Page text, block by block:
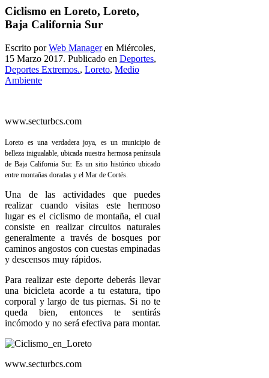
Ciclismo en Loreto, Loreto,
Baja California Sur
Escrito porWeb Manageren Miércoles,
15 Marzo 2017. Publicado en Deportes,
Deportes Extremos., Loreto, Medio
Ambiente
www.secturbcs.com
Loreto es una verdadera joya, es un municipio de
belleza inigualable, ubicada nuestra hermosa península
de Baja California Sur. Es un sitio histórico ubicado
entre montañas doradas y el Mar de Cortés.
Una de las actividades que puedes
realizar cuando visitas este hermoso
lugar es el ciclismo de montaña, el cual
consiste en realizar circuitos naturales
generalmente a través de bosques por
caminos angostos con cuestas empinadas
y descensos muy rápidos.
Para realizar este deporte deberás llevar
una bicicleta acorde a tu estatura, tipo
corporal y largo de tus piernas. Si no te
queda bien, entonces te sentirás
incómodo y no será efectiva para montar.
www.secturbcs.com